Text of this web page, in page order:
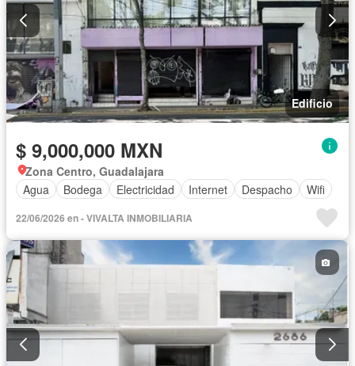
Edificio
$ 9,000,000 MXN
Zona Centro, Guadalajara
Agua
Bodega Electricidad Internet Despacho Wifi
22/06/2026 en - VIVALTA INMOBILIARIA